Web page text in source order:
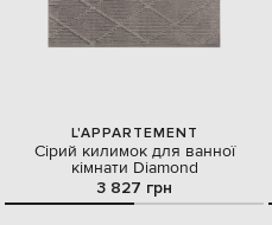
L'APPARTEMENT
Сірий килимок для ванної
кімнати Diamond
3 827 грн